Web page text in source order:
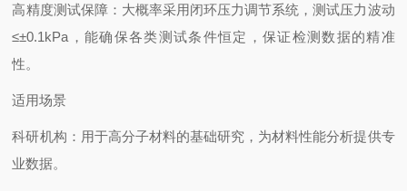
‌高精度测试保障‌：大概率采用闭环压力调节系统，测试压力波动
≤±0.1kPa，能确保各类测试条件恒定，保证检测数据的精准
性。
适用场景
科研机构：用于高分子材料的基础研究，为材料性能分析提供专
业数据。